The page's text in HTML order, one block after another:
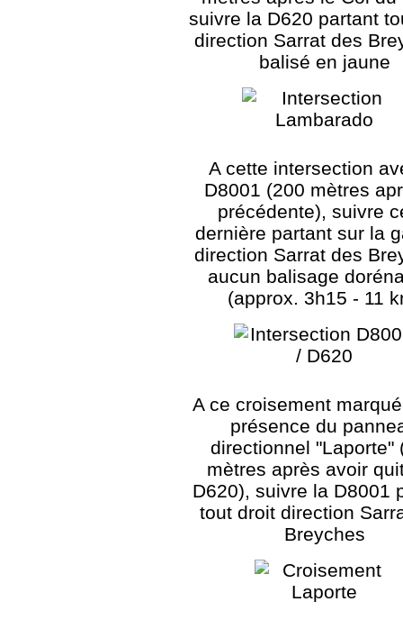
suivre la D620 partant
direction Sarrat des
balisé en jaune
A cette intersection
D8001 (200 mètres
précédente), suivre
dernière partant sur la
direction Sarrat des
aucun balisage
(approx. 3h15 - 11
A ce croisement
présence du
directionnel "Laporte"
mètres après avoir
D620), suivre la D8001
tout droit direction
Breyches